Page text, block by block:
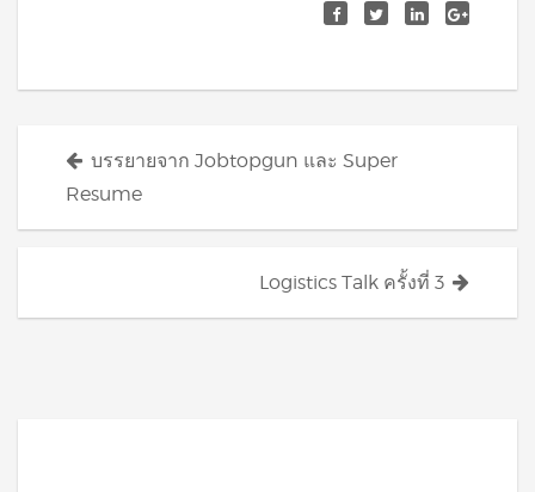
Posts
navigation
บรรยายจาก Jobtopgun และ Super
Resume
Logistics Talk ครั้งที่ 3